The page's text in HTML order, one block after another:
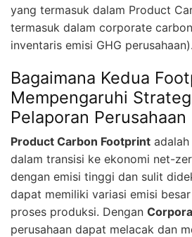
yang termasuk dalam Product
termasuk dalam corporate
inventaris emisi GHG perusahaan).
Bagaimana Kedua
Mempengaruhi
Pelaporan Perusahaan
Product Carbon Footprint
dalam transisi ke ekonomi net-
dengan emisi tinggi dan sulit
dapat memiliki variasi emisi
proses produksi. Dengan
perusahaan dapat melacak dan